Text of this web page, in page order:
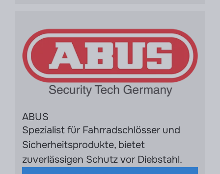
ABUS
Spezialist für Fahrradschlösser und
Sicherheitsprodukte, bietet
zuverlässigen Schutz vor Diebstahl.